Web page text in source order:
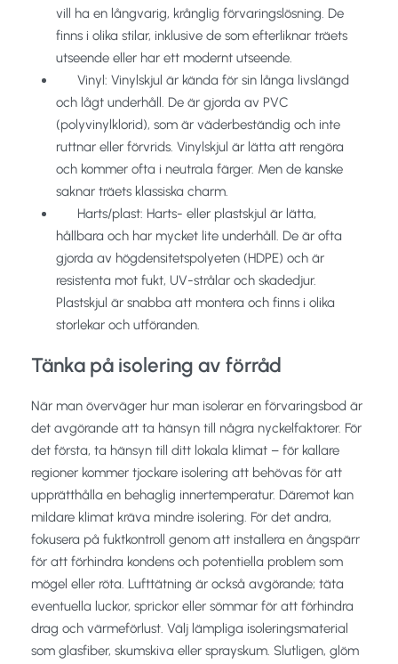
vill ha en långvarig, krånglig förvaringslösning. De
finns i olika stilar, inklusive de som efterliknar träets
utseende eller har ett modernt utseende.
Vinyl: Vinylskjul är kända för sin långa livslängd
och lågt underhåll. De är gjorda av PVC
(polyvinylklorid), som är väderbeständig och inte
ruttnar eller förvrids. Vinylskjul är lätta att rengöra
och kommer ofta i neutrala färger. Men de kanske
saknar träets klassiska charm.
Harts/plast: Harts- eller plastskjul är lätta,
hållbara och har mycket lite underhåll. De är ofta
gjorda av högdensitetspolyeten (HDPE) och är
resistenta mot fukt, UV-strålar och skadedjur.
Plastskjul är snabba att montera och finns i olika
storlekar och utföranden.
Tänka på isolering av förråd
När man överväger hur man isolerar en förvaringsbod är
det avgörande att ta hänsyn till några nyckelfaktorer. För
det första, ta hänsyn till ditt lokala klimat – för kallare
regioner kommer tjockare isolering att behövas för att
upprätthålla en behaglig innertemperatur. Däremot kan
mildare klimat kräva mindre isolering. För det andra,
fokusera på fuktkontroll genom att installera en ångspärr
för att förhindra kondens och potentiella problem som
mögel eller röta. Lufttätning är också avgörande; täta
eventuella luckor, sprickor eller sömmar för att förhindra
drag och värmeförlust. Välj lämpliga isoleringsmaterial
som glasfiber, skumskiva eller sprayskum. Slutligen, glöm